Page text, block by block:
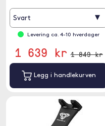
Svart ▾
Levering ca. 4-10 hverdager
1 639 kr 1 849 kr
Legg i handlekurven